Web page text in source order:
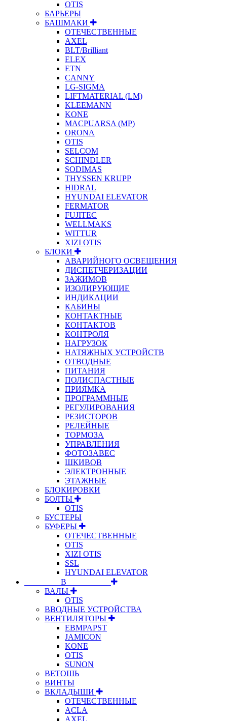
OTIS
БАРЬЕРЫ
БАШМАКИ
ОТЕЧЕСТВЕННЫЕ
AXEL
BLT/Brilliant
ELEX
ETN
CANNY
LG-SIGMA
LIFTMATERIAL (LM)
KLEEMANN
KONE
MACPUARSA (MP)
ORONA
OTIS
SELCOM
SCHINDLER
SODIMAS
THYSSEN KRUPP
HIDRAL
HYUNDAI ELEVATOR
FERMATOR
FUJITEC
WELLMAKS
WITTUR
XIZI OTIS
БЛОКИ
АВАРИЙНОГО ОСВЕЩЕНИЯ
ДИСПЕТЧЕРИЗАЦИИ
ЗАЖИМОВ
ИЗОЛИРУЮЩИЕ
ИНДИКАЦИИ
КАБИНЫ
КОНТАКТНЫЕ
КОНТАКТОВ
КОНТРОЛЯ
НАГРУЗОК
НАТЯЖНЫХ УСТРОЙСТВ
ОТВОДНЫЕ
ПИТАНИЯ
ПОЛИСПАСТНЫЕ
ПРИЯМКА
ПРОГРАММНЫЕ
РЕГУЛИРОВАНИЯ
РЕЗИСТОРОВ
РЕЛЕЙНЫЕ
ТОРМОЗА
УПРАВЛЕНИЯ
ФОТОЗАВЕС
ШКИВОВ
ЭЛЕКТРОННЫЕ
ЭТАЖНЫЕ
БЛОКИРОВКИ
БОЛТЫ
OTIS
БУСТЕРЫ
БУФЕРЫ
ОТЕЧЕСТВЕННЫЕ
OTIS
XIZI OTIS
SSL
HYUNDAI ELEVATOR
⠀⠀⠀⠀⠀⠀В⠀⠀⠀⠀⠀⠀⠀
ВАЛЫ
OTIS
ВВОДНЫЕ УСТРОЙСТВА
ВЕНТИЛЯТОРЫ
EBMPAPST
JAMICON
KONE
OTIS
SUNON
ВЕТОШЬ
ВИНТЫ
ВКЛАДЫШИ
ОТЕЧЕСТВЕННЫЕ
ACLA
AXEL